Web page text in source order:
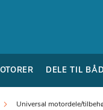
DELE TIL
Universal motordele/